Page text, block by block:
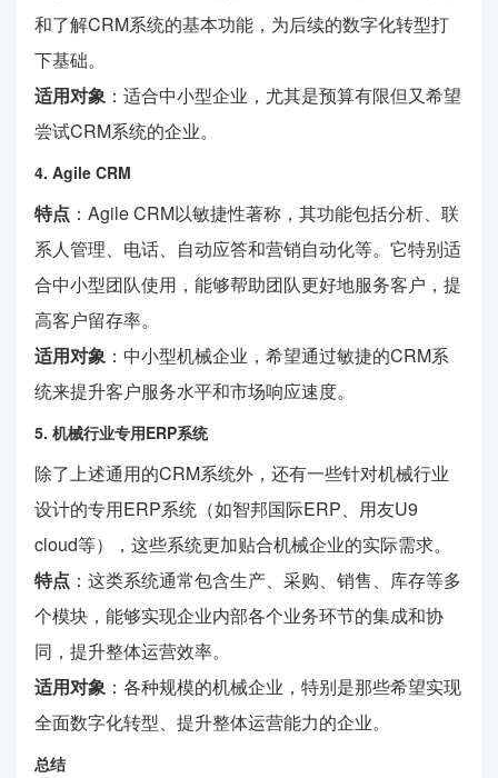
和了解CRM系统的基本功能，为后续的数字化转型打
下基础。
适用对象 ：适合中小型企业，尤其是预算有限但又希望
尝试CRM系统的企业。
4. Agile CRM
特点 ：Agile CRM以敏捷性著称，其功能包括分析、联
系人管理、电话、自动应答和营销自动化等。它特别适
合中小型团队使用，能够帮助团队更好地服务客户，提
高客户留存率。
适用对象 ：中小型机械企业，希望通过敏捷的CRM系
统来提升客户服务水平和市场响应速度。
5. 机械行业专用ERP系统
除了上述通用的CRM系统外，还有一些针对机械行业
设计的专用ERP系统（如智邦国际ERP、用友U9
cloud等），这些系统更加贴合机械企业的实际需求。
特点 ：这类系统通常包含生产、采购、销售、库存等多
个模块，能够实现企业内部各个业务环节的集成和协
同，提升整体运营效率。
适用对象 ：各种规模的机械企业，特别是那些希望实现
全面数字化转型、提升整体运营能力的企业。
总结